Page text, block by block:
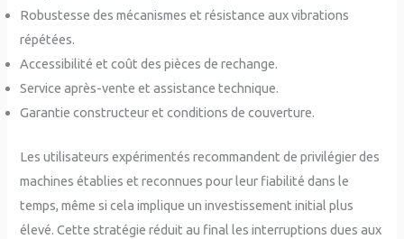
Robustesse des mécanismes et résistance aux vibrations
répétées.
Accessibilité et coût des pièces de rechange.
Service après-vente et assistance technique.
Garantie constructeur et conditions de couverture.
Les utilisateurs expérimentés recommandent de privilégier des
machines établies et reconnues pour leur fiabilité dans le
temps, même si cela implique un investissement initial plus
élevé. Cette stratégie réduit au final les interruptions dues aux